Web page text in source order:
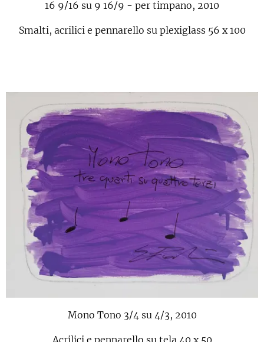
16 9/16 su 9 16/9 - per timpano, 2010
Smalti, acrilici e pennarello su plexiglass 56 x 100
Mono Tono 3/4 su 4/3, 2010